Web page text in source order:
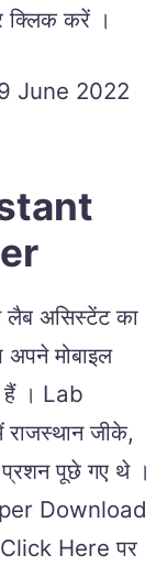
क्लिक करें ।
June 2022
लैब असिस्टेंट का
मोबाइल
हैं । Lab
जीके,
प्रशन पूछे गए थे ।
Download
Click Here पर